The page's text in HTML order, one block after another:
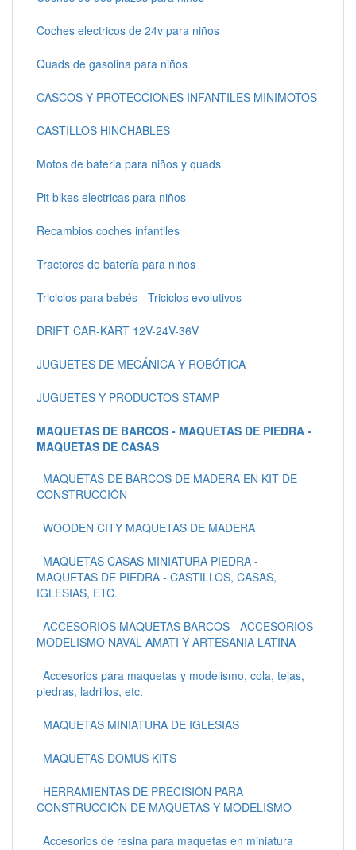
Coches electricos de 24v para niños
Quads de gasolina para niños
CASCOS Y PROTECCIONES INFANTILES MINIMOTOS
CASTILLOS HINCHABLES
Motos de bateria para niños y quads
Pit bikes electricas para niños
Recambios coches infantiles
Tractores de batería para niños
Triciclos para bebés - Triciclos evolutivos
DRIFT CAR-KART 12V-24V-36V
JUGUETES DE MECÁNICA Y ROBÓTICA
JUGUETES Y PRODUCTOS STAMP
MAQUETAS DE BARCOS - MAQUETAS DE PIEDRA -
MAQUETAS DE CASAS
MAQUETAS DE BARCOS DE MADERA EN KIT DE
CONSTRUCCIÓN
WOODEN CITY MAQUETAS DE MADERA
MAQUETAS CASAS MINIATURA PIEDRA -
MAQUETAS DE PIEDRA - CASTILLOS, CASAS,
IGLESIAS, ETC.
ACCESORIOS MAQUETAS BARCOS - ACCESORIOS
MODELISMO NAVAL AMATI Y ARTESANIA LATINA
Accesorios para maquetas y modelismo, cola, tejas,
piedras, ladrillos, etc.
MAQUETAS MINIATURA DE IGLESIAS
MAQUETAS DOMUS KITS
HERRAMIENTAS DE PRECISIÓN PARA
CONSTRUCCIÓN DE MAQUETAS Y MODELISMO
Accesorios de resina para maquetas en miniatura